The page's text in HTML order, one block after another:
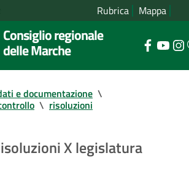
Rubrica Mappa
Consiglio regionale
delle Marche
e documentazione \
\ risoluzioni
X legislatura